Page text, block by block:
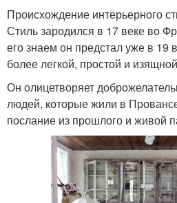
Происхождение интерьерного
Стиль зародился в 17 веке во
его знаем он предстал уже в 19
более легкой, простой и
Он олицетворяет
людей, которые жили в
послание из прошлого и живой